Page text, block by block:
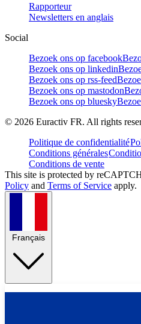
Rapporteur
Newsletters en anglais
Social
Bezoek ons op facebook
Bezoek ons op linkedin
Bezoek ons op rss-feed
Bezoek ons op mastodon
Bezoek ons op bluesky
© 2026 Euractiv FR. All rights
Politique de confidentialité
Conditions générales
Conditions de vente
This site is protected by
Policy and Terms of Service apply.
Français